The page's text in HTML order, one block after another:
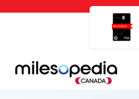
Panneau de gestion des